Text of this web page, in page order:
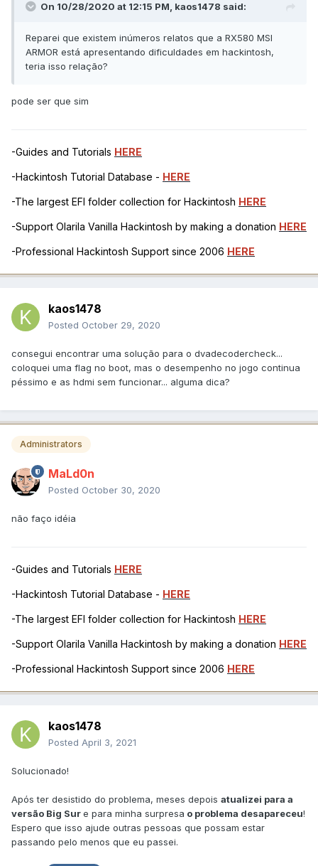
On 10/28/2020 at 12:15 PM, kaos1478 said:
Reparei que existem inúmeros relatos que a RX580 MSI
ARMOR está apresentando dificuldades em hackintosh,
teria isso relação?
pode ser que sim
-Guides and Tutorials HERE
-Hackintosh Tutorial Database - HERE
-The largest EFI folder collection for Hackintosh HERE
-Support Olarila Vanilla Hackintosh by making a donation HERE
-Professional Hackintosh Support since 2006 HERE
kaos1478
Posted October 29, 2020
consegui encontrar uma solução para o dvadecodercheck...
coloquei uma flag no boot, mas o desempenho no jogo continua
péssimo e as hdmi sem funcionar... alguma dica?
Administrators
MaLd0n
Posted October 30, 2020
não faço idéia
-Guides and Tutorials HERE
-Hackintosh Tutorial Database - HERE
-The largest EFI folder collection for Hackintosh HERE
-Support Olarila Vanilla Hackintosh by making a donation HERE
-Professional Hackintosh Support since 2006 HERE
kaos1478
Posted April 3, 2021
Solucionado!
Após ter desistido do problema, meses depois atualizei para a
versão Big Sure para minha surpresa o problema desapareceu!
Espero que isso ajude outras pessoas que possam estar
passando pelo menos que eu passei.